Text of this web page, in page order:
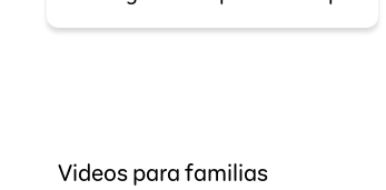
Videos para familias